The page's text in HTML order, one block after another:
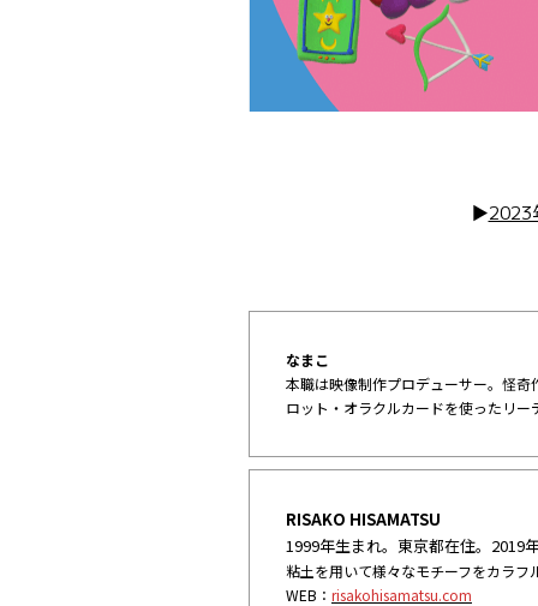
▶︎2023
なまこ
本職は映像制作プロデューサー。怪
ロット・オラクルカードを使ったリ
RISAKO HISAMATSU
1999年生まれ。東京都在住。2019
粘土を用いて様々なモチーフをカラフ
WEB： risakohisamatsu.com